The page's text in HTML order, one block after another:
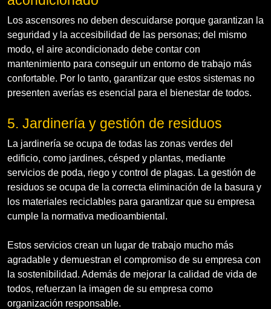
Los ascensores no deben descuidarse porque garantizan la
seguridad y la accesibilidad de las personas; del mismo
modo, el aire acondicionado debe contar con
mantenimiento para conseguir un entorno de trabajo más
confortable. Por lo tanto, garantizar que estos sistemas no
presenten averías es esencial para el bienestar de todos.
5. Jardinería y gestión de residuos
La jardinería se ocupa de todas las zonas verdes del
edificio, como jardines, césped y plantas, mediante
servicios de poda, riego y control de plagas. La gestión de
residuos se ocupa de la correcta eliminación de la basura y
los materiales reciclables para garantizar que su empresa
cumple la normativa medioambiental.
Estos servicios crean un lugar de trabajo mucho más
agradable y demuestran el compromiso de su empresa con
la sostenibilidad. Además de mejorar la calidad de vida de
todos, refuerzan la imagen de su empresa como
organización responsable.